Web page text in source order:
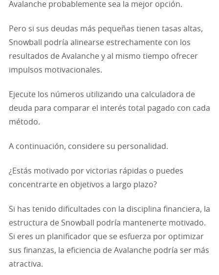
Avalanche probablemente sea la mejor opción.
Pero si sus deudas más pequeñas tienen tasas altas,
Snowball podría alinearse estrechamente con los
resultados de Avalanche y al mismo tiempo ofrecer
impulsos motivacionales.
Ejecute los números utilizando una calculadora de
deuda para comparar el interés total pagado con cada
método.
A continuación, considere su personalidad.
¿Estás motivado por victorias rápidas o puedes
concentrarte en objetivos a largo plazo?
Si has tenido dificultades con la disciplina financiera, la
estructura de Snowball podría mantenerte motivado.
Si eres un planificador que se esfuerza por optimizar
sus finanzas, la eficiencia de Avalanche podría ser más
atractiva.